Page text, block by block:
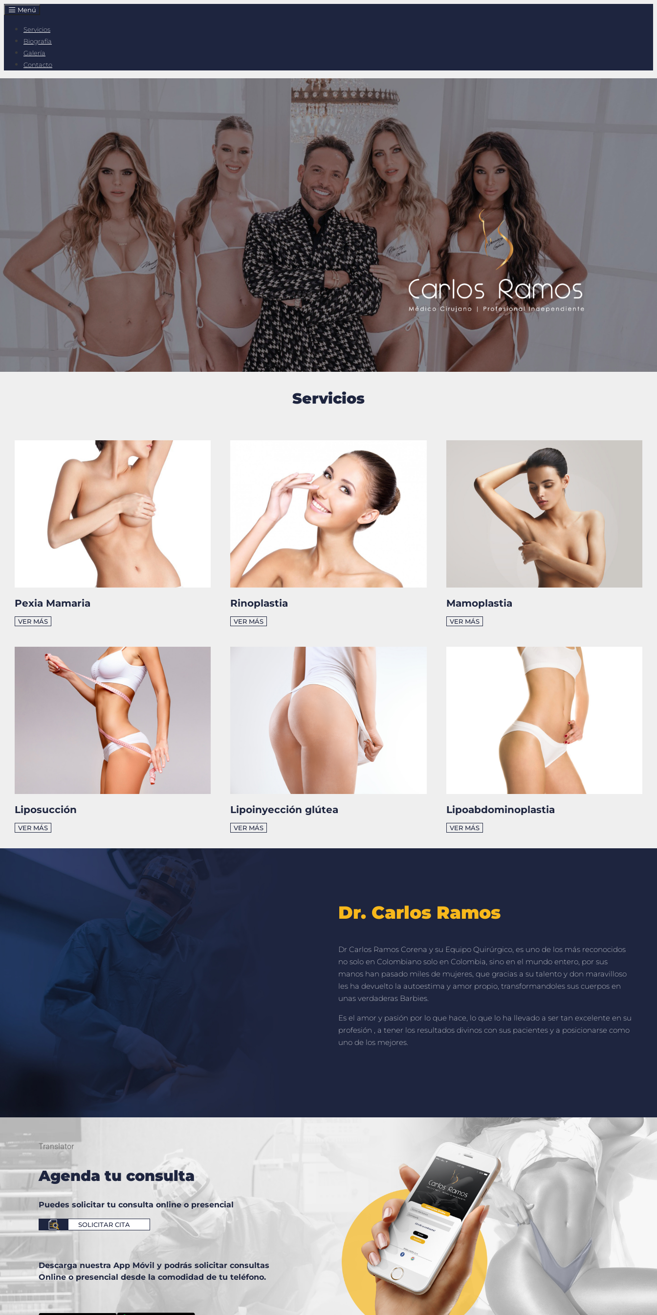
Menú
Servicios
Biografía
Galería
Contacto
Servicios
Pexia Mamaria
VER MÁS
Rinoplastia
VER MÁS
Mamoplastia
VER MÁS
Liposucción
VER MÁS
Lipoinyección glútea
VER MÁS
Lipoabdominoplastia
VER MÁS
Dr. Carlos Ramos
Dr Carlos Ramos Corena y su Equipo Quirúrgico, es uno de los más reconocidos
no solo en Colombiano solo en Colombia, sino en el mundo entero, por sus
manos han pasado miles de mujeres, que gracias a su talento y don maravilloso
les ha devuelto la autoestima y amor propio, transformandoles sus cuerpos en
unas verdaderas Barbies.
Es el amor y pasión por lo que hace, lo que lo ha llevado a ser tan excelente en su
profesión , a tener los resultados divinos con sus pacientes y a posicionarse como
uno de los mejores.
Translator
Agenda tu consulta
Puedes solicitar tu consulta online o presencial
SOLICITAR CITA
Descarga nuestra App Móvil y podrás solicitar consultas
Online o presencial desde la comodidad de tu teléfono.